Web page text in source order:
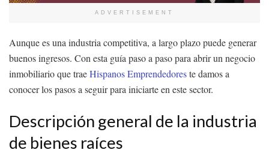
ADVERTISEMENT
Aunque es una industria competitiva, a largo plazo puede generar
buenos ingresos. Con esta guía paso a paso para abrir un negocio
inmobiliario que traeHispanos Emprendedoreste damos a
conocer los pasos a seguir para iniciarte en este sector.
Descripción general de la industria
de bienes raíces